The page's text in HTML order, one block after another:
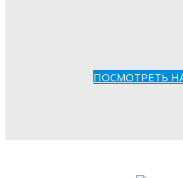
ПОСМОТРЕТЬ